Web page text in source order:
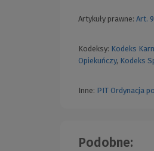
Artykuły prawne: Art.
Kodeksy: Kodeks
Opiekuńczy, Kodeks
Inne: PIT Ordynacja
Podobne: